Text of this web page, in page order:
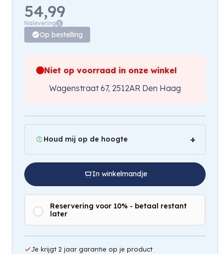
54,99
Nalevering
Op bestelling
Niet op voorraad in onze winkel
Wagenstraat 67, 2512AR Den Haag
Houd mij op de hoogte
Hou mij op de hoogte
In winkelmandje
Reservering voor 10% - betaal restant
later
Je krijgt 2 jaar garantie op je product